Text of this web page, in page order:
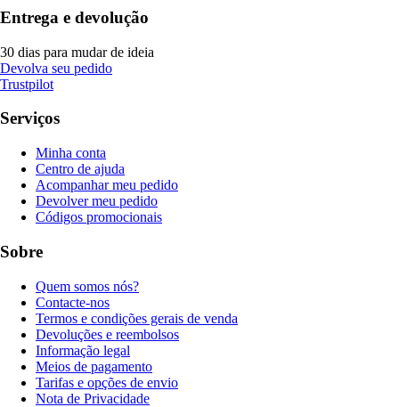
Entrega e devolução
30 dias para mudar de ideia
Devolva seu pedido
Trustpilot
Serviços
Minha conta
Centro de ajuda
Acompanhar meu pedido
Devolver meu pedido
Códigos promocionais
Sobre
Quem somos nós?
Contacte-nos
Termos e condições gerais de venda
Devoluções e reembolsos
Informação legal
Meios de pagamento
Tarifas e opções de envio
Nota de Privacidade